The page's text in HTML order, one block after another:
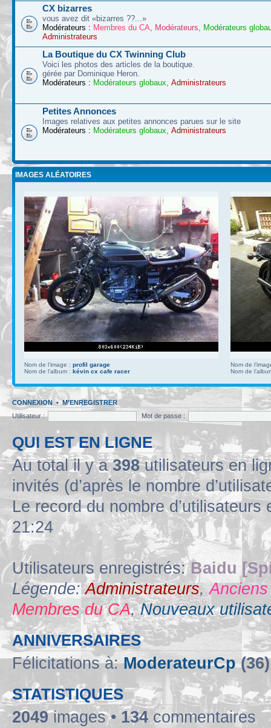
CX bizarres
vous avez dit «bizarres ??...»
Modérateurs : Membres du CA Modérateurs
Modérateurs
Administrateurs
La Boutique du CX Twinning Club
Voici les photos des articles de la boutique.
gérée par Dominique Heron.
Modérateurs : Modérateurs globaux, Administrateurs
Petites Annonces
Images relatives aux petites annonces parues sur le site
Modérateurs : Modérateurs globaux, Administrateurs
IMAGES ALÉATOIRES
Nom de l’image : profil garage
Nom de l’album : kévin cx cafe racer
Nom de
Nom de
CONNEXION•M’ENREGISTRER
Utilisateur :
Mot de passe :
QUI EST EN LIGNE
Au total il y a398utilisateurs en
invités (d’après le nombre
Le record du nombre
21:24
Utilisateurs enregistrés:Baidu
Légende:Administrateurs,
Membres du CA,Nouveaux
ANNIVERSAIRES
Félicitations à:ModerateurCp
STATISTIQUES
2049images •134 commentaires